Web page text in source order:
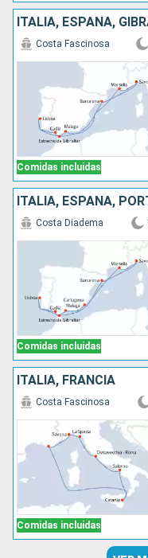
Comidas incluidas
Costa Fascinosa
Comidas incluidas
Costa Diadema
ITALIA, FRANCIA
Comidas incluidas
Costa Fascinosa